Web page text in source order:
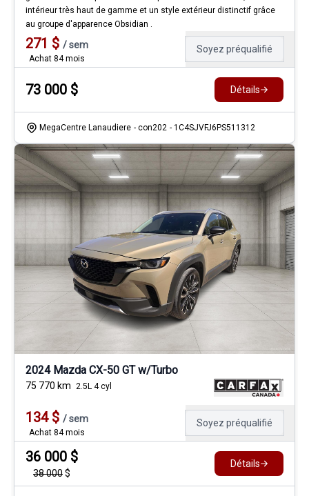
intérieur très haut de gamme et un style extérieur distinctif grâce
au groupe d'apparence Obsidian .
271 $ /sem
Achat 84 mois
Soyez préqualifié
73 000 $ Détails
MegaCentre Lanaudiere - con202 - 1C4SJVFJ6PS511312
2024 Mazda CX-50 GT w/Turbo
75 770 km 2.5L 4 cyl
134$ /sem
Achat 84 mois
Soyez préqualifié
36 000 $
38 000$
Détails